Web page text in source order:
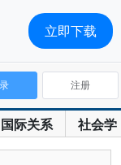
国际关系 社会学
注册
立即下载